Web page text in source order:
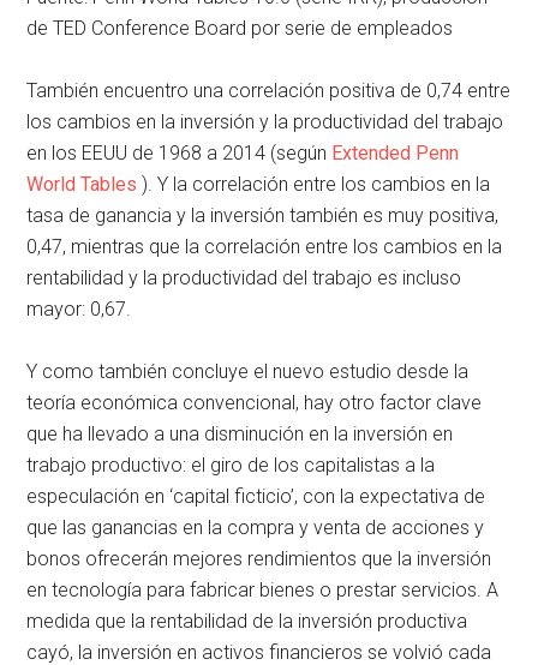
de TED Conference Board por serie de empleados
También encuentro una correlación positiva de 0,74 entre
los cambios en la inversión y la productividad del trabajo
en los EEUU de 1968 a 2014 (según Extended Penn
World Tables ). Y la correlación entre los cambios en la
tasa de ganancia y la inversión también es muy positiva,
0,47, mientras que la correlación entre los cambios en la
rentabilidad y la productividad del trabajo es incluso
mayor: 0,67.
Y como también concluye el nuevo estudio desde la
teoría económica convencional, hay otro factor clave
que ha llevado a una disminución en la inversión en
trabajo productivo: el giro de los capitalistas a la
especulación en ‘capital ficticio’, con la expectativa de
que las ganancias en la compra y venta de acciones y
bonos ofrecerán mejores rendimientos que la inversión
en tecnología para fabricar bienes o prestar servicios. A
medida que la rentabilidad de la inversión productiva
cayó, la inversión en activos financieros se volvió cada